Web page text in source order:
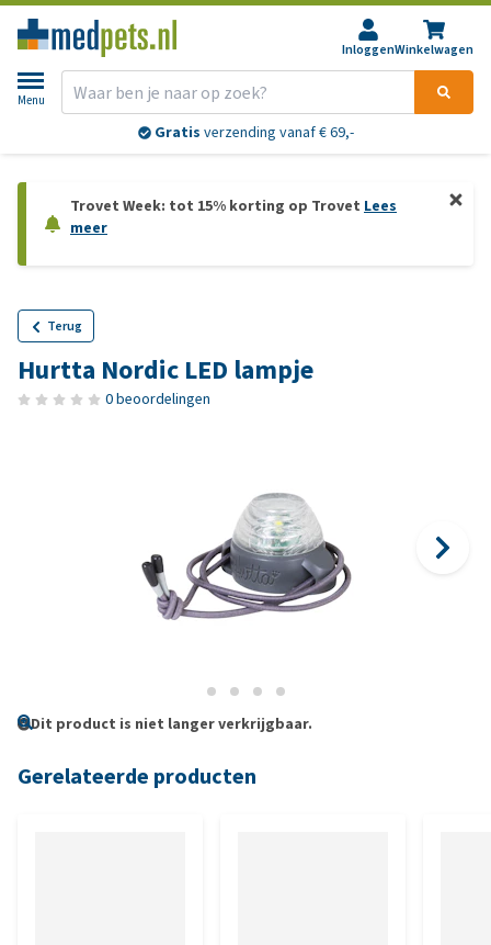
InloggenWinkelwagen
Menu
Gratis verzending vanaf € 69,-
Trovet Week: tot 15% korting op Trovet Lees
meer
Terug
Hurtta Nordic LED lampje
0 beoordelingen
Dit product is niet langer verkrijgbaar.
Gerelateerde producten